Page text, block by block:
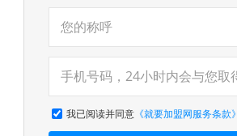
我已阅读并同意《就要加盟网服务条款》